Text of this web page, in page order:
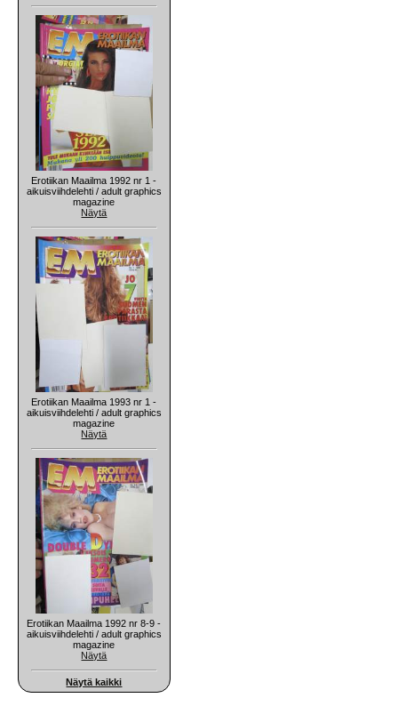
Erotiikan Maailma 1992 nr 1 -
aikuisviihdelehti / adult graphics
magazine
Näytä
Erotiikan Maailma 1993 nr 1 -
aikuisviihdelehti / adult graphics
magazine
Näytä
Erotiikan Maailma 1992 nr 8-9 -
aikuisviihdelehti / adult graphics
magazine
Näytä
Näytä kaikki